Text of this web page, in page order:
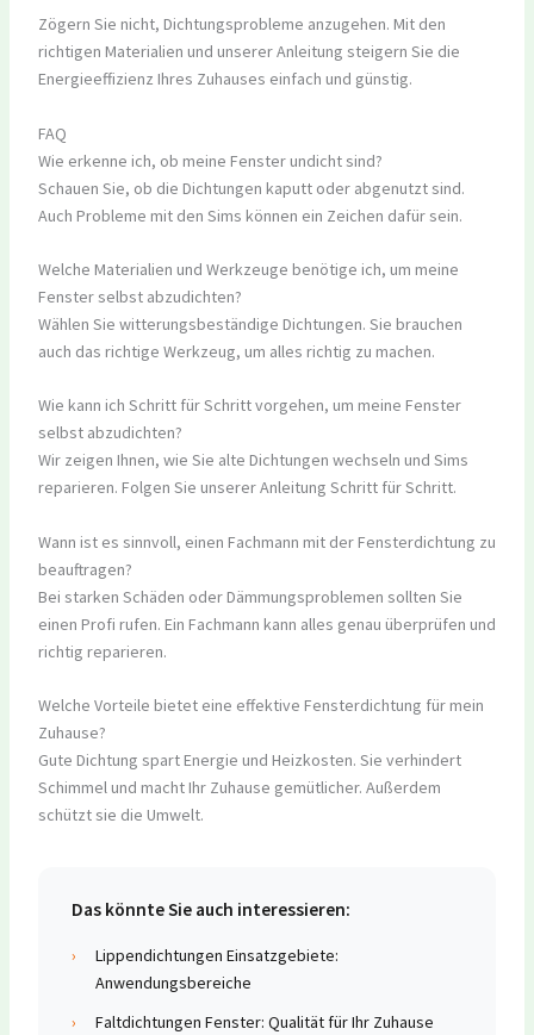
Zögern Sie nicht, Dichtungsprobleme anzugehen. Mit den
richtigen Materialien und unserer Anleitung steigern Sie die
Energieeffizienz Ihres Zuhauses einfach und günstig.
FAQ
Wie erkenne ich, ob meine Fenster undicht sind?
Schauen Sie, ob die Dichtungen kaputt oder abgenutzt sind.
Auch Probleme mit den Sims können ein Zeichen dafür sein.
Welche Materialien und Werkzeuge benötige ich, um meine
Fenster selbst abzudichten?
Wählen Sie witterungsbeständige Dichtungen. Sie brauchen
auch das richtige Werkzeug, um alles richtig zu machen.
Wie kann ich Schritt für Schritt vorgehen, um meine Fenster
selbst abzudichten?
Wir zeigen Ihnen, wie Sie alte Dichtungen wechseln und Sims
reparieren. Folgen Sie unserer Anleitung Schritt für Schritt.
Wann ist es sinnvoll, einen Fachmann mit der Fensterdichtung zu
beauftragen?
Bei starken Schäden oder Dämmungsproblemen sollten Sie
einen Profi rufen. Ein Fachmann kann alles genau überprüfen und
richtig reparieren.
Welche Vorteile bietet eine effektive Fensterdichtung für mein
Zuhause?
Gute Dichtung spart Energie und Heizkosten. Sie verhindert
Schimmel und macht Ihr Zuhause gemütlicher. Außerdem
schützt sie die Umwelt.
Das könnte Sie auch interessieren:
›
Lippendichtungen Einsatzgebiete:
Anwendungsbereiche
›
Faltdichtungen Fenster: Qualität für Ihr Zuhause